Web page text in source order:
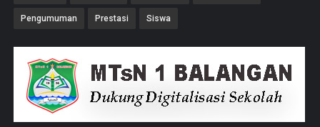
Pengumuman Prestasi Siswa